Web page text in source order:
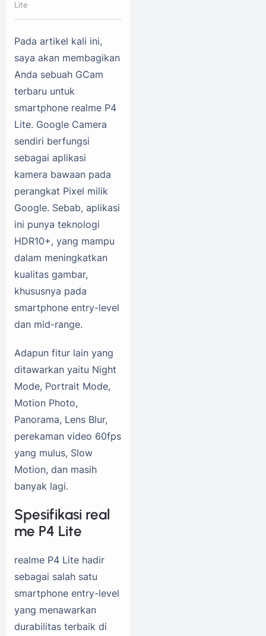
Lite
Pada artikel kali ini,
saya akan membagikan
Anda sebuah GCam
terbaru untuk
smartphone realme P4
Lite. Google Camera
sendiri berfungsi
sebagai aplikasi
kamera bawaan pada
perangkat Pixel milik
Google. Sebab, aplikasi
ini punya teknologi
HDR10+, yang mampu
dalam meningkatkan
kualitas gambar,
khususnya pada
smartphone entry-level
dan mid-range.
Adapun fitur lain yang
ditawarkan yaitu Night
Mode, Portrait Mode,
Motion Photo,
Panorama, Lens Blur,
perekaman video 60fps
yang mulus, Slow
Motion, dan masih
banyak lagi.
Spesifikasi real
me P4 Lite
realme P4 Lite hadir
sebagai salah satu
smartphone entry-level
yang menawarkan
durabilitas terbaik di